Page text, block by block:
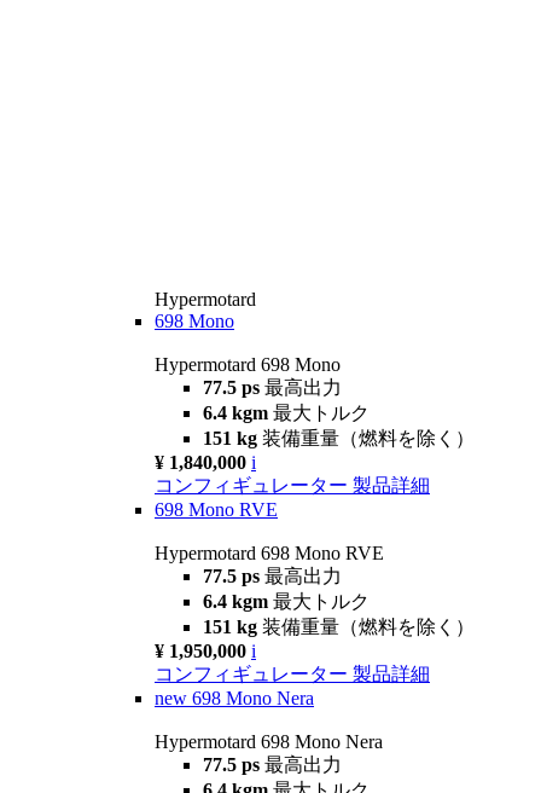
Hypermotard
698 Mono
Hypermotard 698 Mono
77.5 ps 最高出力
6.4 kgm 最大トルク
151 kg 装備重量（燃料を除く）
¥ 1,840,000 i
コンフィギュレーター 製品詳細
698 Mono RVE
Hypermotard 698 Mono RVE
77.5 ps 最高出力
6.4 kgm 最大トルク
151 kg 装備重量（燃料を除く）
¥ 1,950,000 i
コンフィギュレーター 製品詳細
new 698 Mono Nera
Hypermotard 698 Mono Nera
77.5 ps 最高出力